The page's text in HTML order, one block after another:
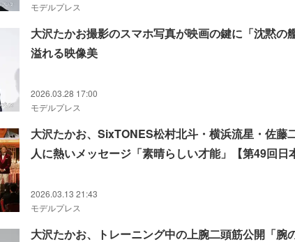
モデルプレス
大沢たかお撮影のスマホ写真が映画の鍵に「沈黙の
溢れる映像美
2026.03.28 17:00
モデルプレス
大沢たかお、SixTONES松村北斗・横浜流星・佐藤
人に熱いメッセージ「素晴らしい才能」【第49回日
2026.03.13 21:43
モデルプレス
大沢たかお、トレーニング中の上腕二頭筋公開「腕